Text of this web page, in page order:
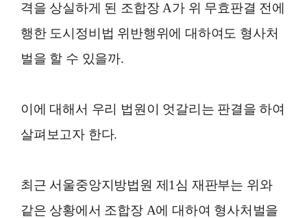
격을 상실하게 된 조합장 A가 위 무효판결 전에
행한 도시정비법 위반행위에 대하여도 형사처
벌을 할 수 있을까.
이에 대해서 우리 법원이 엇갈리는 판결을 하여
살펴보고자 한다.
최근 서울중앙지방법원 제1심 재판부는 위와
같은 상황에서 조합장 A에 대하여 형사처벌을